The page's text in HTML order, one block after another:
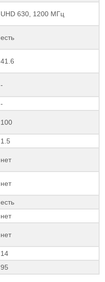
UHD 630, 1200 МГц
есть
41.6
-
-
100
1.5
нет
нет
есть
нет
нет
14
95